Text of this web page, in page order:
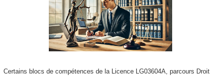
Certains blocs de compétences de la Licence LG03604A, parcours Droit